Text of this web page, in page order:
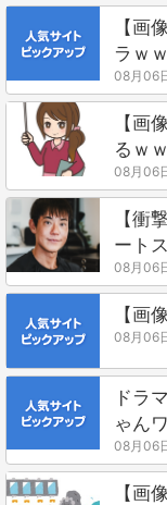
【画
ラｗ
08月06
【画
るｗ
08月06
【衝
ート
08月06
【画
08月06
ドラ
ゃん
08月06
【画